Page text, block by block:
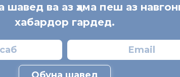
шавед ва аз ҳама пеш аз
хабардор гардед.
Обуна шавед